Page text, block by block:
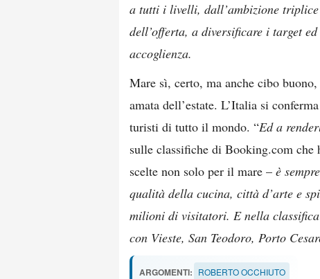
a tutti i livelli, dall’ambizione
dell’offerta, a diversificare i target
accoglienza.
Mare sì, certo, ma anche cibo
amata dell’estate. L’Italia si
turisti di tutto il mondo. “Ed a
sulle classifiche di Booking.com che
scelte non solo per il mare – è
qualità della cucina, città d’arte e
milioni di visitatori. E nella
con Vieste, San Teodoro, Porto
ARGOMENTI: ROBERTO OCCHIUTO